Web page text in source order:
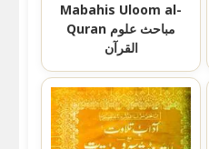
Mabahis Uloom al-
Quran مباحث علوم
القرآن